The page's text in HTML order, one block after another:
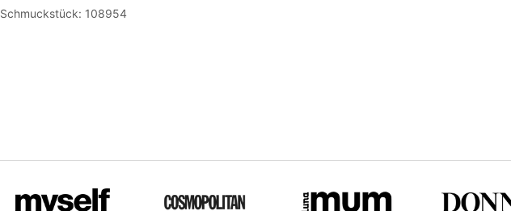
Schmuckstück: 108954